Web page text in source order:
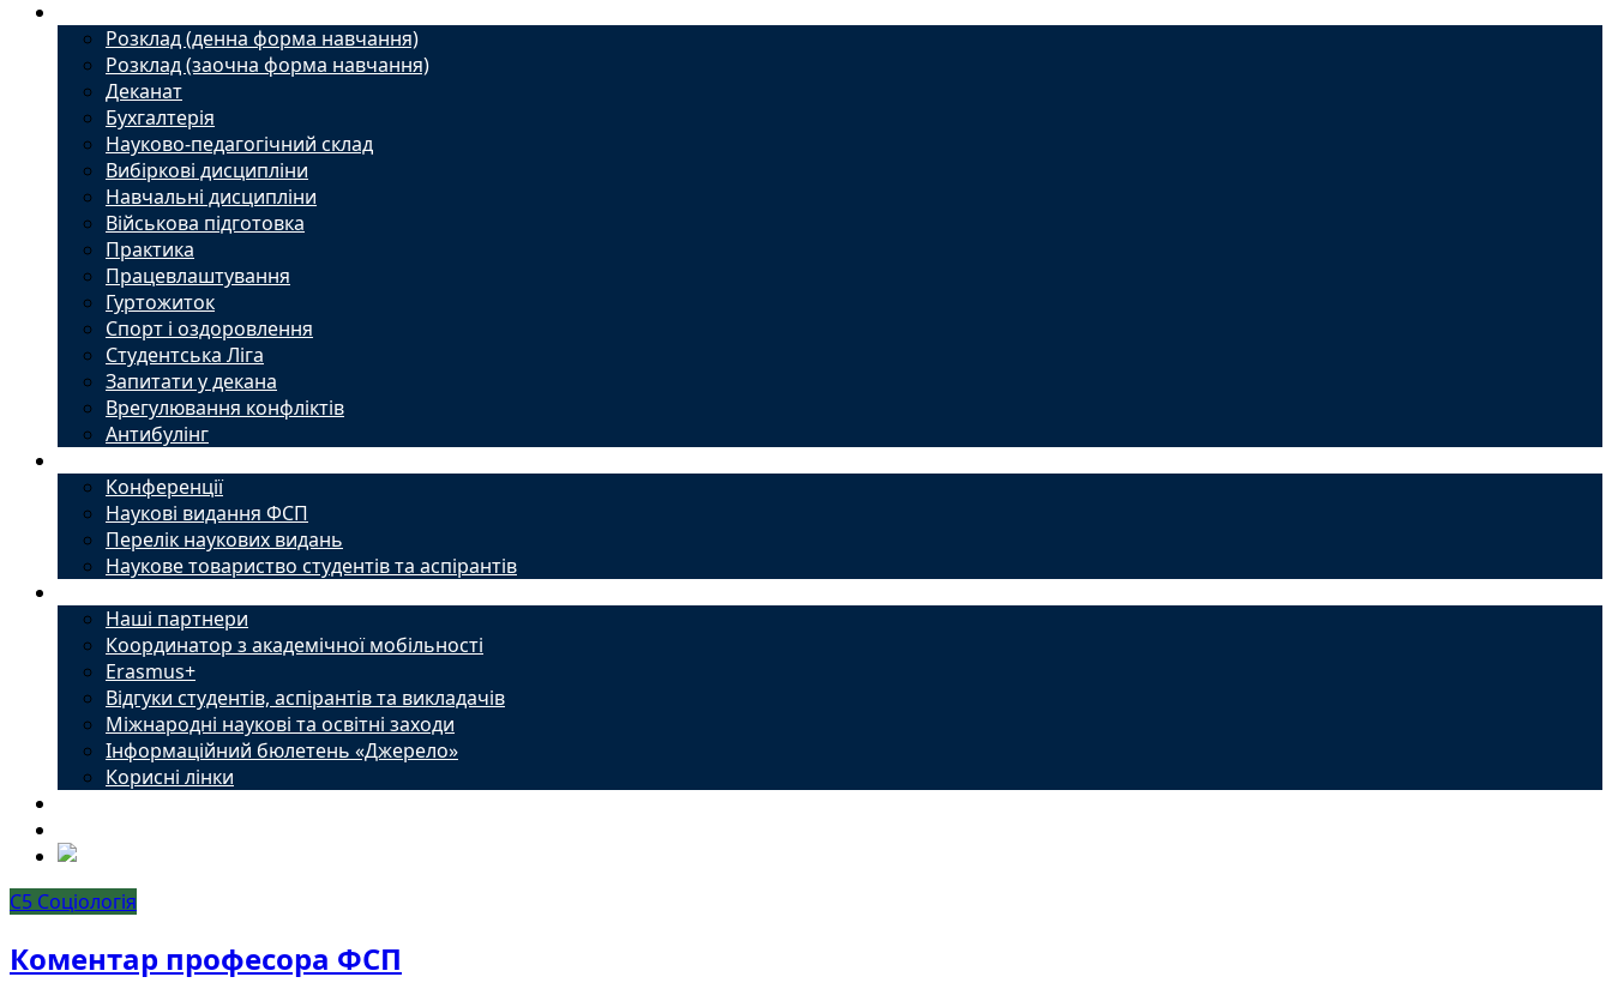
Розклад (денна форма навчання)
Розклад (заочна форма навчання)
Деканат
Бухгалтерія
Науково-педагогічний склад
Вибіркові дисципліни
Навчальні дисципліни
Військова підготовка
Практика
Працевлаштування
Гуртожиток
Спорт і оздоровлення
Студентська Ліга
Запитати у декана
Врегулювання конфліктів
Антибулінг
Конференції
Наукові видання ФСП
Перелік наукових видань
Наукове товариство студентів та аспірантів
Наші партнери
Координатор з академічної мобільності
Erasmus+
Відгуки студентів, аспірантів та викладачів
Міжнародні наукові та освітні заходи
Інформаційний бюлетень «Джерело»
Корисні лінки
С5 Соціологія
Коментар професора ФСП